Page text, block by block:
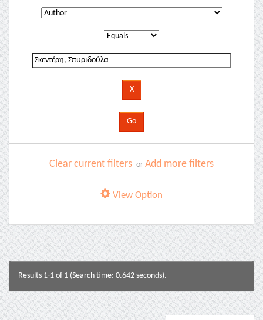
Clear current filters or Add more filters
View Option
Results 1-1 of 1 (Search time: 0.642 seconds).